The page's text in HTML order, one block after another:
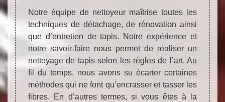
Notre équipe de nettoyeur maîtrise toutes les
techniques de détachage, de rénovation ainsi
que d’entretien de tapis. Notre expérience et
notre savoir-faire nous permet de réaliser un
nettoyage de tapis selon les règles de l’art. Au
fil du temps, nous avons su écarter certaines
méthodes qui ne font qu’encrasser et tasser les
fibres. En d’autres termes, si vous êtes à la